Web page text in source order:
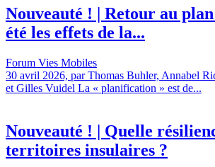
Nouveauté ! | Retour au
été les effets de la...
Forum Vies Mobiles
30 avril 2026, par Thomas Buhler, Annabel
et Gilles Vuidel La « planification » est de...
Nouveauté ! | Quelle
territoires insulaires ?